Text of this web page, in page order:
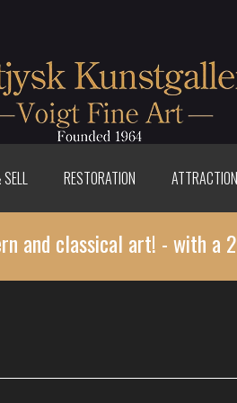
RESTORATION
and classical art! - with a